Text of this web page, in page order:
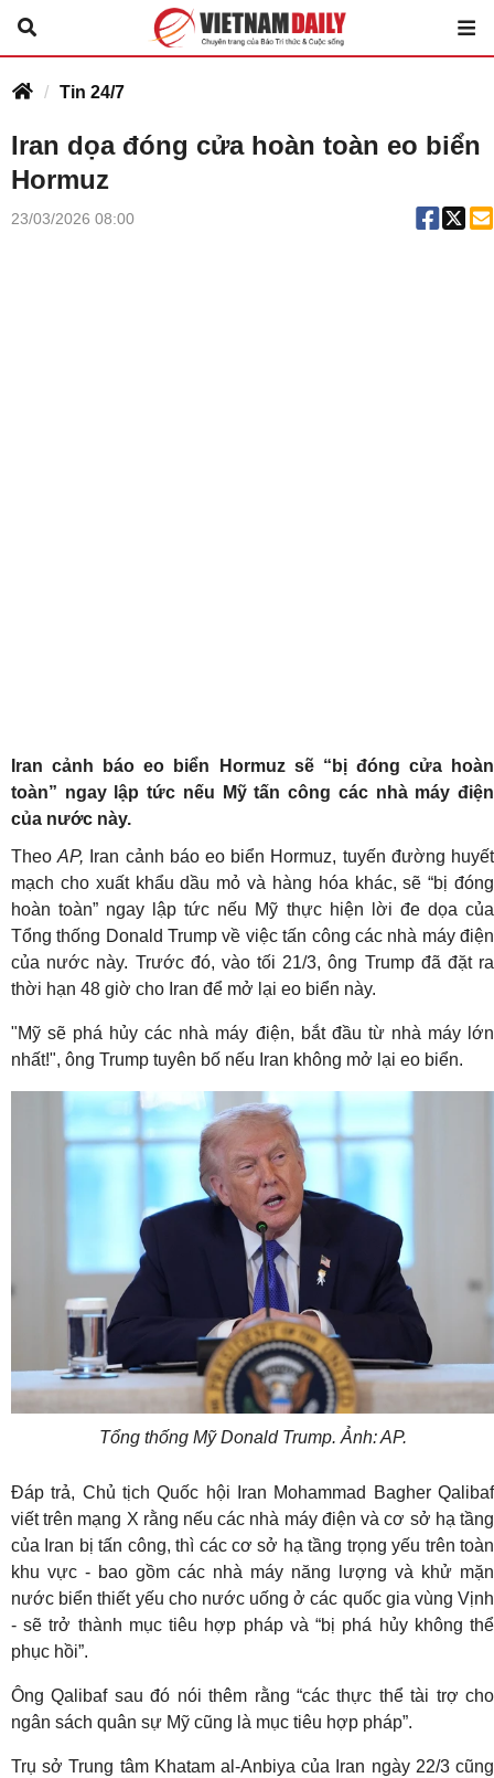
Tin 24/7
Iran dọa đóng cửa hoàn toàn eo biển
Hormuz
23/03/2026 08:00
Iran cảnh báo eo biển Hormuz sẽ “bị đóng cửa hoàn
toàn” ngay lập tức nếu Mỹ tấn công các nhà máy điện
của nước này.
TheoAP,
Iran cảnh báo eo biển Hormuz, tuyến đường huyết
mạch cho xuất khẩu dầu mỏ và hàng hóa khác, sẽ “bị đóng
hoàn toàn” ngay lập tức nếu Mỹ thực hiện lời đe dọa của
Tổng thống Donald Trump về việc tấn công các nhà máy điện
của nước này. Trước đó, vào tối 21/3, ông Trump đã đặt ra
thời hạn 48 giờ cho Iran để mở lại eo biển này.
"Mỹ sẽ phá hủy các nhà máy điện, bắt đầu từ nhà máy lớn
nhất!", ông Trump tuyên bố nếu Iran không mở lại eo biển.
Tổng thống Mỹ Donald Trump. Ảnh: AP.
Đáp trả, Chủ tịch Quốc hội Iran Mohammad Bagher Qalibaf
viết trên mạng X rằng nếu các nhà máy điện và cơ sở hạ tầng
của Iran bị tấn công, thì các cơ sở hạ tầng trọng yếu trên toàn
khu vực - bao gồm các nhà máy năng lượng và khử mặn
nước biển thiết yếu cho nước uống ở các quốc gia vùng Vịnh
- sẽ trở thành mục tiêu hợp pháp và “bị phá hủy không thể
phục hồi”.
Ông Qalibaf sau đó nói thêm rằng “các thực thể tài trợ cho
ngân sách quân sự Mỹ cũng là mục tiêu hợp pháp”.
Trụ sở Trung tâm Khatam al-Anbiya của Iran ngày 22/3 cũng